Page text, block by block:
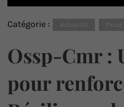
Catégorie : Actualité Pnud
Ossp-Cmr :
pour